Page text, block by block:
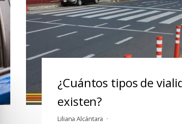
¿Cuántos tipos de
existen?
Liliana Alcántara